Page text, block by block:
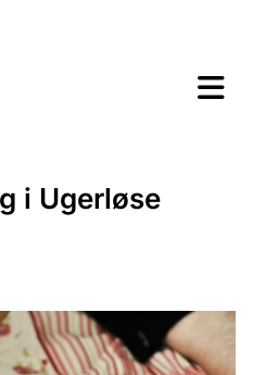
i Ugerløse